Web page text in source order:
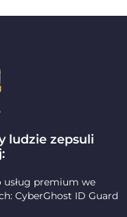
ludzie zepsuli
usług premium we
CyberGhost ID Guard